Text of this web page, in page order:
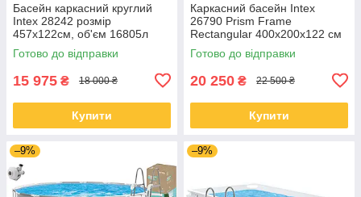
Басейн каркасний круглий
Intex 28242 розмір
457x122см, об'єм 16805л
(картриджний фільтр-насос,
драбина, тент, підкладка)
Готово до відправки
15 975 ₴ 18 000 ₴
Купити
Каркасний басейн Intex
26790 Prism Frame
Rectangular 400x200x122 см
з насосом, фільтром та
драбиною
Готово до відправки
20 250 ₴ 22 500 ₴
Купити
–9% –9%